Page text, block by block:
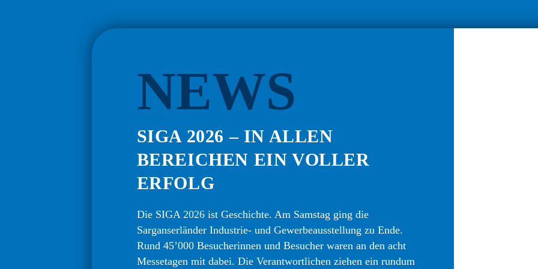
NEWS
SIGA 2026 – IN ALLEN
BEREICHEN EIN VOLLER
ERFOLG
Die SIGA 2026 ist Geschichte. Am Samstag ging die
Sarganserländer Industrie- und Gewerbeausstellung zu Ende.
Rund 45’000 Besucherinnen und Besucher waren an den acht
Messetagen mit dabei. Die Verantwortlichen ziehen ein rundum